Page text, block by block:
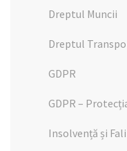
Dreptul Muncii
Dreptul
GDPR
GDPR –
Insolvență și